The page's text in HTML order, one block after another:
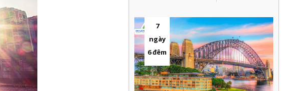
7
ngày
6 đêm